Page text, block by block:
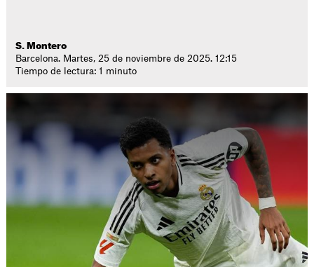
S. Montero
Barcelona. Martes, 25 de noviembre de 2025. 12:15
Tiempo de lectura: 1 minuto